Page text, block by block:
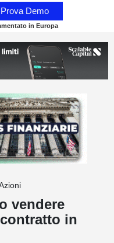
Prova Demo
in Europa
vendere
in